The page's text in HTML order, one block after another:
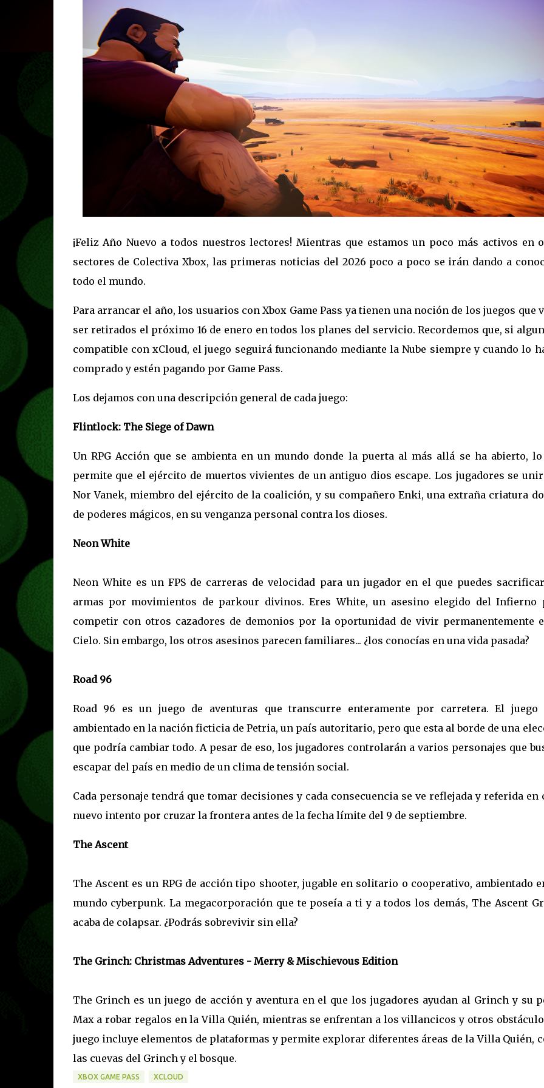
¡Feliz Año Nuevo a todos nuestros lectores! Mientras que estamos un poco más activos en
sectores de Colectiva Xbox, las primeras noticias del 2026 poco a poco se irán dando a
todo el mundo.
Para arrancar el año, los usuarios con Xbox Game Pass ya tienen una noción de los juegos que
ser retirados el próximo 16 de enero en todos los planes del servicio. Recordemos que, si
compatible con xCloud, el juego seguirá funcionando mediante la Nube siempre y cuando lo
comprado y estén pagando por Game Pass.
Los dejamos con una descripción general de cada juego:
Flintlock: The Siege of Dawn
Un RPG Acción que se ambienta en un mundo donde la puerta al más allá se ha abierto, lo
permite que el ejército de muertos vivientes de un antiguo dios escape. Los jugadores se
Nor Vanek, miembro del ejército de la coalición, y su compañero Enki, una extraña criatura
de poderes mágicos, en su venganza personal contra los dioses.
Neon White
Neon White es un FPS de carreras de velocidad para un jugador en el que puedes
armas por movimientos de parkour divinos. Eres White, un asesino elegido del Infierno
competir con otros cazadores de demonios por la oportunidad de vivir permanentemente
Cielo. Sin embargo, los otros asesinos parecen familiares... ¿los conocías en una vida pasada?
Road 96
Road 96 es un juego de aventuras que transcurre enteramente por carretera. El juego
ambientado en la nación ficticia de Petria, un país autoritario, pero que esta al borde de una
que podría cambiar todo. A pesar de eso, los jugadores controlarán a varios personajes que
escapar del país en medio de un clima de tensión social.
Cada personaje tendrá que tomar decisiones y cada consecuencia se ve reflejada y referida en
nuevo intento por cruzar la frontera antes de la fecha límite del 9 de septiembre.
The Ascent
The Ascent es un RPG de acción tipo shooter, jugable en solitario o cooperativo, ambientado
mundo cyberpunk. La megacorporación que te poseía a ti y a todos los demás, The Ascent
acaba de colapsar. ¿Podrás sobrevivir sin ella?
The Grinch: Christmas Adventures - Merry & Mischievous Edition
The Grinch es un juego de acción y aventura en el que los jugadores ayudan al Grinch y su
Max a robar regalos en la Villa Quién, mientras se enfrentan a los villancicos y otros
juego incluye elementos de plataformas y permite explorar diferentes áreas de la Villa Quién,
las cuevas del Grinch y el bosque.
XBOX GAME PASS XCLOUD